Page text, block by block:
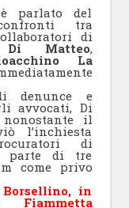
parlato del
tra
di
Matteo,
La
denunce e
avvocati, Di
nonostante il
l’inchiesta
di
parte di tre
come privo
in